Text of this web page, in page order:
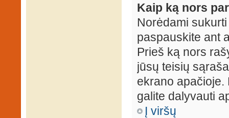
Kaip ką nors
Norėdami
paspauskite ant
Prieš ką nors
jūsų teisių
ekrano apačioje.
galite dalyvauti
Į viršų